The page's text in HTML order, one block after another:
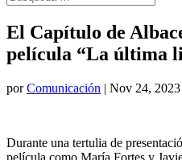
El Capítulo de
película “La última
porComunicación | Nov 24, 2023
Durante una tertulia de
película como María Fortes y